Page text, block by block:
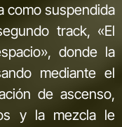
como suspendida
track, «El
donde la
mediante el
de ascenso,
y la mezcla le